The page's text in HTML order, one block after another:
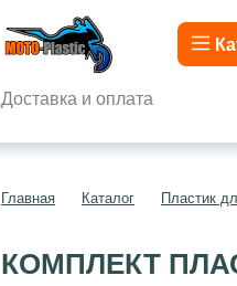
Доставка и оплата
Главная Каталог Пластик
КОМПЛЕКТ